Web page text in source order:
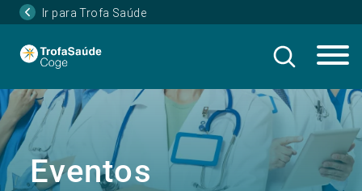
Ir para Trofa Saúde
Eventos